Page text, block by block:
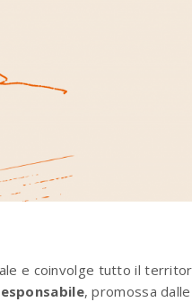
e coinvolge tutto il
, promossa